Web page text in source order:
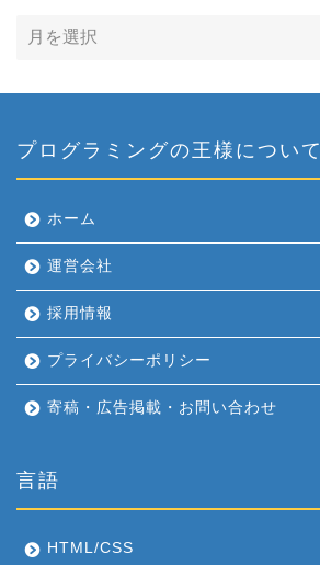
プログラミングの王様について
ホーム
運営会社
採用情報
プライバシーポリシー
寄稿・広告掲載・お問い合わせ
言語
HTML/CSS